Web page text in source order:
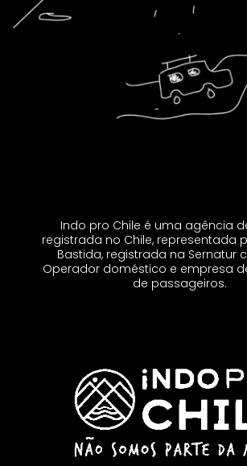
Indo pro Chile é uma agência
registrada no Chile, representada
Bastida, registrada na Sernatur
Operador doméstico e empresa
de passageiros.